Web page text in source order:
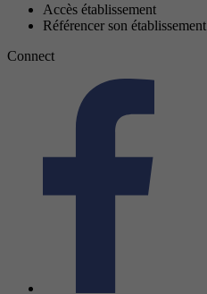
Accès établissement
Référencer son établissement
Connect